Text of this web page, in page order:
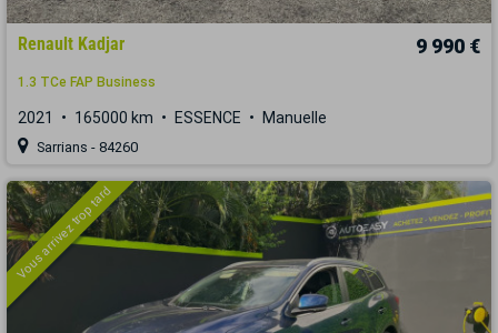
Renault Kadjar 9 990 €
1.3 TCe FAP Business
2021 165000 km ESSENCE Manuelle
Sarrians - 84260
Vous arrivez trop tard